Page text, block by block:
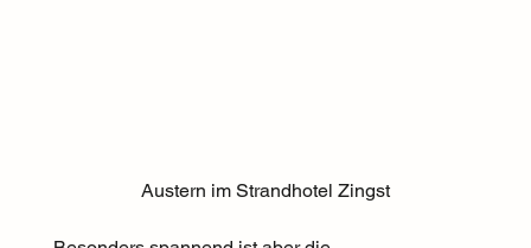
Austern im Strandhotel Zingst